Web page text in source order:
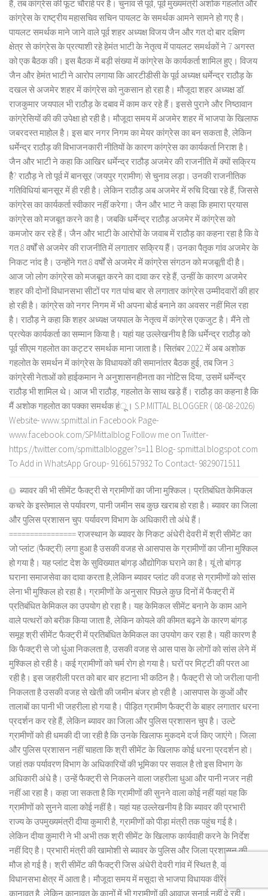
हैं, तब कांग्रेस की फूट चौराहे पर है। चुनाव से पूर्व, पूर्व मुख्यमंत्री अशोक गहलोत और
कांग्रेस के राष्ट्रीय महासचिव सचिन पायलट के समर्थक आमने सामने हो गए है।
पायलट समर्थक माने जाने वाले पूर्व शहर अध्यक्ष विजय जैन और गत दो बार दक्षिण
क्षेत्र से कांग्रेस के प्रत्याशी रहे हेमंत भाटी के नेतृत्व में पायलट समर्थकों ने 7 अगस्त
को एक बैठक की। इस बैठक में बड़ी संख्या में कांग्रेस के कार्यकर्ता शामिल हुए। विजय
जैन और हेमंत भाटी ने आरोप लगाया कि आरटीडीसी के पूर्व अध्यक्ष धर्मेन्द्र राठौड़ के
दखल से अजमेर शहर में कांग्रेस को नुकसान हो रहा है। मौजूदा शहर अध्यक्ष डॉ.
राजकुमार जयपाल भी राठौड़ के दबाव में काम कर रहे हैं। इससे पुराने और निष्ठावान
कांग्रेसियों की की उपेक्षा हो रही है। मौजूदा समय में अजमेर शहर में भाजपा के खिलाफ
जबरदस्त माहोल है। इस बार नगर निगम का मेयर कांग्रेस का बन सकता है, लेकिन
धर्मेन्द्र राठौड़ की विभाजनकारी नीतियों के कारण कांग्रेस का कार्यकर्ता निराश है।
जैन और भाटी ने कहा कि आखिर धर्मेन्द्र राठौड़ अजमेर की राजनीति में क्यों सक्रिय
हैै? राठौड़ ने तो पूर्व में बानसूर (जयपुर ग्रामीण) से चुनाव लड़ा। उनकी राजनीतिक
गतिविधियां बानसूर में ही रही है। लेकिन राठौड़ अब अजमेर में रुचि दिखा रहे हैं, जिससे
कांग्रेस का कार्यकर्ता स्वीकार नहीं करेगा। जैन और भाट ने कहा कि हमारा प्रयास
कांग्रेस को मजबूत करने का है। जबकि धर्मेन्द्र राठौड़ अजमेर में कांग्रेस को
कमजोर कर रहे हैं। जैन और भाटी के आरोपों के जवाब में राठौड़ का कहना रहा है कि वे
गत 8 वर्षों से अजमेर की राजनीति में लगातार सक्रिय हैं। उनका पैतृक गांव अजमेर के
निकट नांद है। उन्होंने गत 8 वर्षों से अजमेर में कांग्रेस संगठन को मजबूती दी है।
आज जो लोग कांग्रेस को मजबूत करने का दावा कर रहे हैं, उन्हीं के कारण अजमेर
शहर की दोनों विधानसभा सीटों पर गत पांच बार से लगातार कांग्रेस उम्मीदवारों की हार
हो रही है। कांग्रेस को नगर निगम में भी अपना बोर्ड बनाने का अवसर नहीं मिल रहा
है। राठौड़ ने कहा कि शहर अध्यक्ष जयपाल के नेतृत्व में कांग्रेस एकजुट है। मैंने तो
प्रत्येक कार्यकर्ता का सम्मान किया है। यहां यह उल्लेखनीय है कि धर्मेन्द्र राठौड़ को
पूर्व सीएम गहलोत का कट्टर समर्थक माना जाता है। सितंबर 2022 में अब अशोक
गहलोत के समर्थन में कांग्रेस के विधायकों की समानांतर बैठक हुई, तब जिन 3
कांग्रेसी नेताओं को हाईकमान ने अनुशासनहीनता का नोटिस दिया, उसमें धर्मेन्द्र
राठौड़ भी शामिल थे। आज भी राठौड़, गहलोत के साथ खड़े हैं। राठौड़ का कहना है कि
मैं अशोक गहलोत का पक्का समर्थक हंू। S.P.MITTAL BLOGGER ( 08-08-2026)
Website- www.spmittal.in Facebook Page-
www.facebook.com/SPMittalblog Follow me on Twitter-
https://twitter.com/spmittalblogger?s=11 Blog- spmittal.blogspot.com
To Add in WhatsApp Group- 9166157932 To Contact- 9829071511
ब्यावर की भी सीमेंट फैक्ट्री से ग्रामीणों का जीना मुश्किल। प्रतिबंधित केमिकल
कचरे के इस्तेमाल से पर्यावरण, पानी जमीन सब कुछ खराब हो रहा है। ब्यावर का जिला
और पुलिस प्रशासन चुप: पर्यावरण विभाग के अधिकारी तो अंधे हैं।
================ राजस्थान के ब्यावर के निकट अंधेरी देवरी में श्री सीमेंट का
जो प्लांट (फैक्ट्री) लगा हुआ है उसकी वजह से आसपास के ग्रामीणों का जीना मुश्किल
हो गया है। यह प्लांट देश के सुविख्यात बांगड़ औद्योगिक घराने का है। यूं तो बांगड़
घराना समाजसेवा का दावा करता है,लेकिन ब्यावर प्लांट की वजह से ग्रामीणों को सांस
लेना भी मुश्किल हो रहा है। ग्रामीणों के अनुसार पिछले कुछ दिनों में फैक्ट्री में
प्रतिबंधित केमिकल का उपयोग हो रहा है। यह केमिकल सीमेंट बनाने के काम आने
वाले पत्थरों को बरीक किया जाता है, लेकिन कोयले की कीमत बढ़ने के कारण बांगड़
समूह श्री सीमेंट फैक्ट्री में प्रतिबंधित केमिकल का उपयोग कर रहा है। यही कारण है
कि फैक्ट्री से जो धुंआ निकलता है, उसकी वजह से आस पास के लोगों को सांस लेने में
मुश्किल हो रही है। कई ग्रामीणों को चर्म रोग हो गया है। घरों पर मिट्टी की परत आ
रही है। इस जहरीली परत को बार बार हटाना भी कठिन है। फैक्ट्री से जो जरीला पानी
निकलता है उसकी वजह से खेती की जमीन बंजर हो रही है ।आसपास के कुओं और
तालाबों का पानी भी जहरीला हो गया है। पीड़ित ग्रामीण फैक्ट्री के बाहर लगातार धरना
प्रदर्शन कर रहे हैं, लेकिन ब्यावर का जिला और पुलिस प्रशासन चुप है। उल्टे
ग्रामीणों को ही धमकी दी जा रही है कि उनके खिलाफ मुकदमे दर्ज किए जाएंगे। जिला
और पुलिस प्रशासन नहीं चाहता कि श्री सीमेंट के खिलाफ कोई धरना प्रदर्शन हो।
जहां तक पर्यावरण विभाग के अधिकारियों की भूमिका पर सवाल है तो इस विभाग के
अधिकारी अंधे है। उन्हें फैक्ट्री से निकलने वाला जहरीला धुआ और पानी नजर नही
नहीं आ रहा है। कहा जा सकता है कि ग्रामीणों की सुनने वाला कोई नहीं यहां यह कि
ग्रामीणों को सुनने वाला कोई नहीं है। यहां यह उल्लेखनीय है कि ब्यावर की प्रभारी
राज्य के उपमुख्यमंत्री दीया कुमारी है, ग्रामीणों को पीड़ा मंत्री तक पहुंच गई है।
लेकिन दीया कुमारी ने भी अभी तक श्री सीमेंट के खिलाफ कार्यवाही करने के निर्देश
नहीं दिए है। प्रभारी मंत्री की खामोशी से ब्यावर के पुलिस और जिला प्रशासन की
मौज हो गई है। श्री सीमेंट की फैक्ट्री जिस अंधेरी देवरी गांव में स्थित है, वह मसूदा
विधानसभा क्षेत्र में आता है। मौजूदा समय में मसूदा से भाजपा विधायक वीरेंद्र सिंह
कानावत है, लेकिन कानावत के कानों में भी ग्रामीणों की आवाज सुनाई नहीं दे रही।